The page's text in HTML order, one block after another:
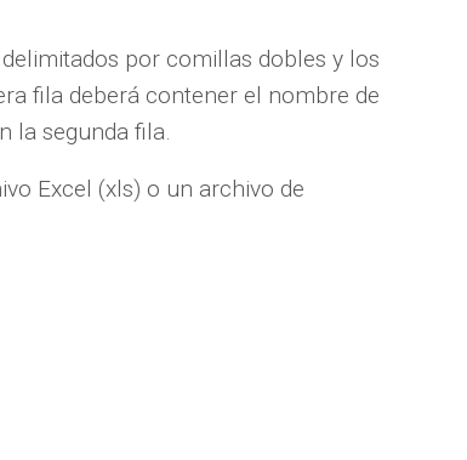
por comillas dobles y los
fila deberá contener el nombre de
la segunda fila.
Excel (xls) o un archivo de